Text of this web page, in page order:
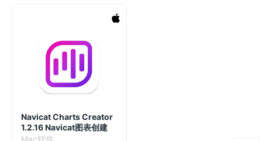
Navicat Charts Creator
1.2.16 Navicat图表创建
Mac软件